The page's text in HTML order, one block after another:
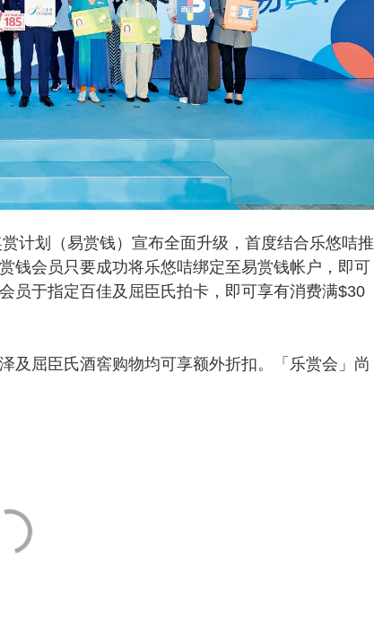
划（易赏钱）宣布全面升级，首度结合乐悠咭推
钱会员只要成功将乐悠咭绑定至易赏钱帐户，即可
员于指定百佳及屈臣氏拍卡，即可享有消费满$30
屈臣氏酒窖购物均可享额外折扣。「乐赏会」尚